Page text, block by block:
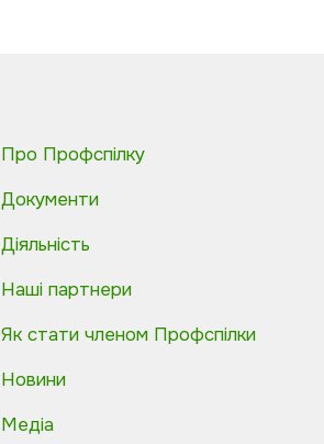
Про Профспілку
Документи
Діяльність
Наші партнери
Як стати членом Профспілки
Новини
Медіа